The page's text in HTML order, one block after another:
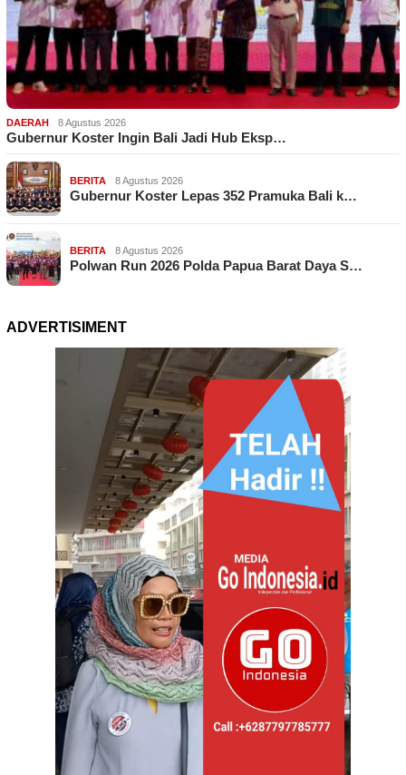
DAERAH 8 Agustus 2026
Gubernur Koster Ingin Bali Jadi Hub Eksp…
BERITA 8 Agustus 2026
Gubernur Koster Lepas 352 Pramuka Bali k…
BERITA 8 Agustus 2026
Polwan Run 2026 Polda Papua Barat Daya S…
ADVERTISIMENT